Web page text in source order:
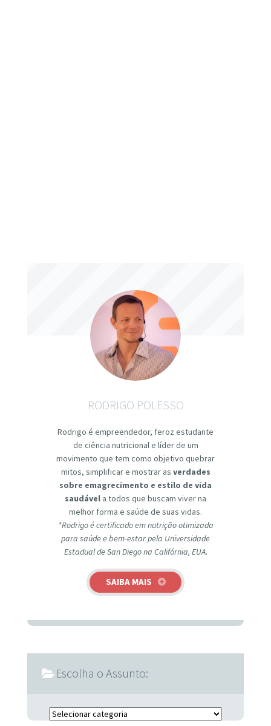
RODRIGO POLESSO
Rodrigo é empreendedor, feroz estudante
de ciência nutricional e líder de um
movimento que tem como objetivo quebrar
mitos, simplificar e mostrar as verdades
sobre emagrecimento e estilo de vida
saudável a todos que buscam viver na
melhor forma e saúde de suas vidas.
*Rodrigo é certificado em nutrição otimizada
para saúde e bem-estar pela Universidade
Estadual de San Diego na Califórnia, EUA.
SAIBA MAIS
Escolha o Assunto:
Escolha o Assunto: